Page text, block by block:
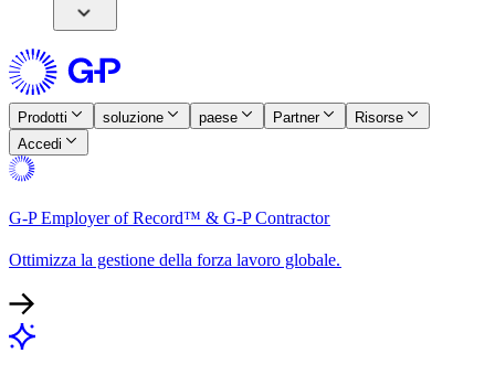
Prodotti​​ soluzione​​ paese​​ Partner​​
Risorse​​
Accedi​​
G-P Employer of Record™ & G-P Contractor​​
Ottimizza la gestione della forza lavoro globale.​​